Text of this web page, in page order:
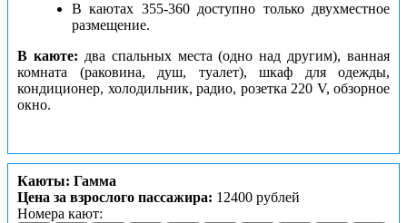
В каютах 355-360 доступно только двухместное
размещение.
В каюте: два спальных места (одно над другим), ванная
комната (раковина, душ, туалет), шкаф для одежды,
кондиционер, холодильник, радио, розетка 220 V, обзорное
окно.
Каюты: Гамма
Цена за взрослого пассажира: 12400 рублей
Номера кают: